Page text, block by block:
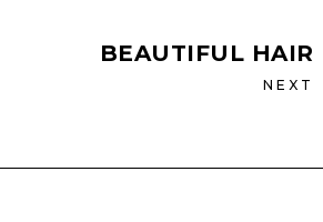
BEAUTIFUL HAIR
NEXT